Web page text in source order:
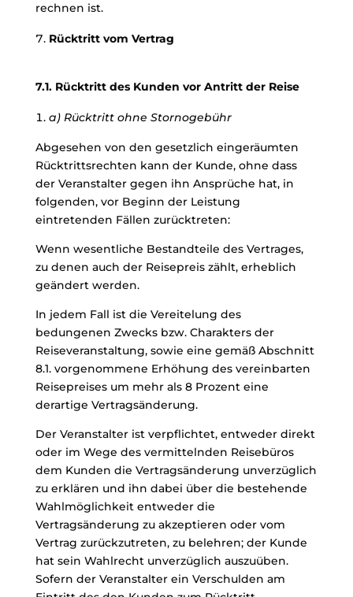
rechnen ist.
Rücktritt vom Vertrag
7.1. Rücktritt des Kunden vor Antritt der Reise
a) Rücktritt ohne Stornogebühr
Abgesehen von den gesetzlich eingeräumten
Rücktrittsrechten kann der Kunde, ohne dass
der Veranstalter gegen ihn Ansprüche hat, in
folgenden, vor Beginn der Leistung
eintretenden Fällen zurücktreten:
Wenn wesentliche Bestandteile des Vertrages,
zu denen auch der Reisepreis zählt, erheblich
geändert werden.
In jedem Fall ist die Vereitelung des
bedungenen Zwecks bzw. Charakters der
Reiseveranstaltung, sowie eine gemäß Abschnitt
8.1. vorgenommene Erhöhung des vereinbarten
Reisepreises um mehr als 8 Prozent eine
derartige Vertragsänderung.
Der Veranstalter ist verpflichtet, entweder direkt
oder im Wege des vermittelnden Reisebüros
dem Kunden die Vertragsänderung unverzüglich
zu erklären und ihn dabei über die bestehende
Wahlmöglichkeit entweder die
Vertragsänderung zu akzeptieren oder vom
Vertrag zurückzutreten, zu belehren; der Kunde
hat sein Wahlrecht unverzüglich auszuüben.
Sofern der Veranstalter ein Verschulden am